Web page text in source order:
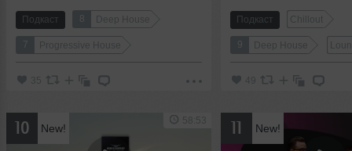
Подкаст 8 Deep House
7 Progressive House
35
Подкаст Chillout
9 Deep House
49
10 New!
58:53 11 New!